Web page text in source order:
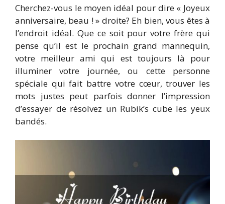
Cherchez-vous le moyen idéal pour dire « Joyeux
anniversaire, beau ! » droite? Eh bien, vous êtes à
l’endroit idéal. Que ce soit pour votre frère qui
pense qu’il est le prochain grand mannequin,
votre meilleur ami qui est toujours là pour
illuminer votre journée, ou cette personne
spéciale qui fait battre votre cœur, trouver les
mots justes peut parfois donner l’impression
d’essayer de résolvez un Rubik’s cube les yeux
bandés.